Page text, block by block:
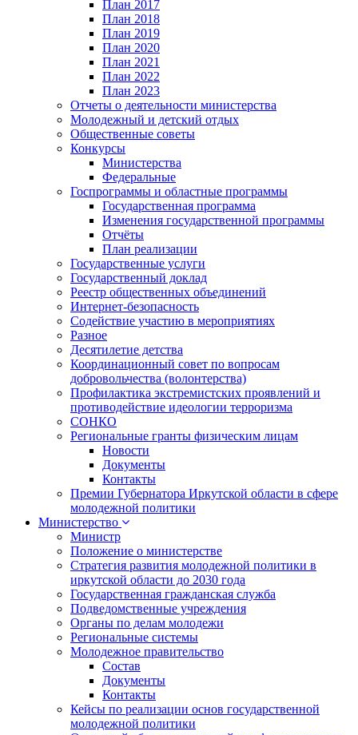
План 2017
План 2018
План 2019
План 2020
План 2021
План 2022
План 2023
Отчеты о деятельности министерства
Молодежный и детский отдых
Общественные советы
Конкурсы
Министерства
Федеральные
Госпрограммы и областные программы
Государственная программа
Изменения государственной программы
Отчёты
План реализации
Государственные услуги
Государственный доклад
Реестр общественных объединений
Интернет-безопасность
Содействие участию в мероприятиях
Разное
Десятилетие детства
Координационный совет по вопросам
добровольчества (волонтерства)
Профилактика экстремистских проявлений и
противодействие идеологии терроризма
СОНКО
Региональные гранты физическим лицам
Новости
Документы
Контакты
Премии Губернатора Иркутской области в сфере
молодежной политики
Министерство
Министр
Положение о министерстве
Стратегия развития молодежной политики в
иркутской области до 2030 года
Государственная гражданская служба
Подведомственные учреждения
Органы по делам молодежи
Региональные системы
Молодежное правительство
Состав
Документы
Контакты
Кейсы по реализации основ государственной
молодежной политики